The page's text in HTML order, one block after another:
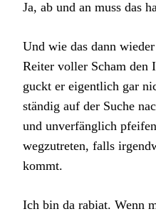
Ja, ab und an muss das
Und wie das dann
Reiter voller Scham den
guckt er eigentlich gar
ständig auf der Suche
und unverfänglich
wegzutreten, falls
kommt.
Ich bin da rabiat. Wenn